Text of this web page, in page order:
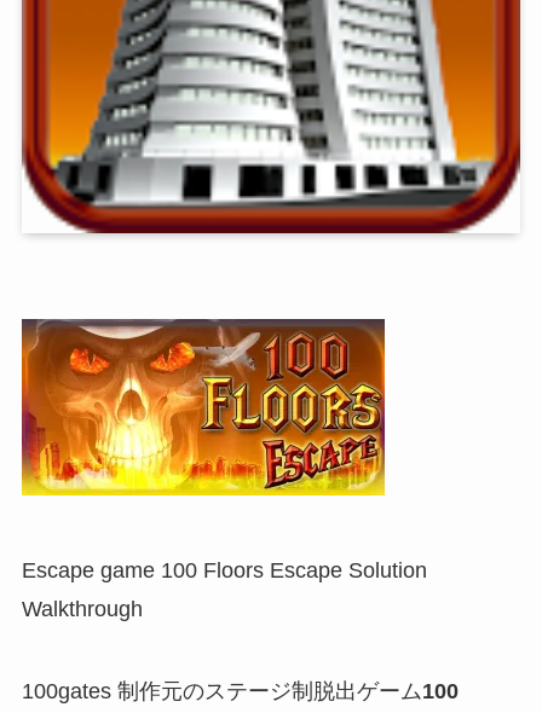
Escape game 100 Floors Escape Solution
Walkthrough
100gates 制作元のステージ制脱出ゲーム100